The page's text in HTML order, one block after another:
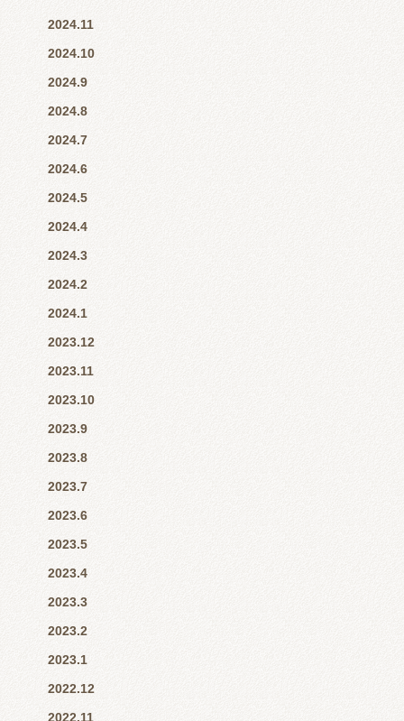
2024.11
2024.10
2024.9
2024.8
2024.7
2024.6
2024.5
2024.4
2024.3
2024.2
2024.1
2023.12
2023.11
2023.10
2023.9
2023.8
2023.7
2023.6
2023.5
2023.4
2023.3
2023.2
2023.1
2022.12
2022.11